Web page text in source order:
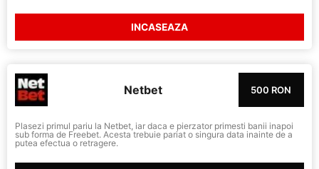
INCASEAZA
Netbet 500 RON
Plasezi primul pariu la Netbet, iar daca e pierzator primesti banii inapoi
sub forma de Freebet. Acesta trebuie pariat o singura data inainte de a
putea efectua o retragere.